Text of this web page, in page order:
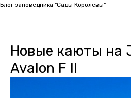
Блог заповедника "Сады Королевы"
Новые каюты на
Avalon F II